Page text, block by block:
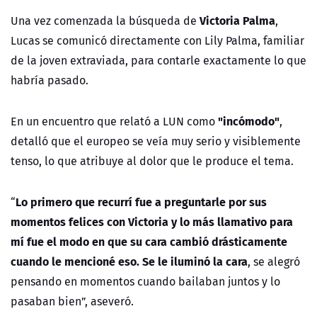
Una vez comenzada la búsqueda de Victoria Palma,
Lucas se comunicó directamente con Lily Palma, familiar
de la joven extraviada, para contarle exactamente lo que
habría pasado.
En un encuentro que relató a LUN como"incómodo",
detalló que el europeo se veía muy serio y visiblemente
tenso, lo que atribuye al dolor que le produce el tema.
“Lo primero que recurrí fue a preguntarle por sus
momentos felices con Victoria y lo más llamativo para
mí fue el modo en que su cara cambió drásticamente
cuando le mencioné eso.Se le iluminó la cara, se alegró
pensando en momentos cuando bailaban juntos y lo
pasaban bien”, aseveró.